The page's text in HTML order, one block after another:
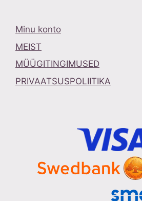
Minu konto
MEIST
MÜÜGITINGIMUSED
PRIVAATSUSPOLIITIKA